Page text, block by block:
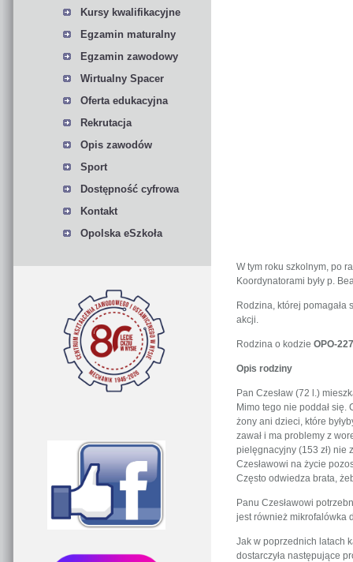
Kursy kwalifikacyjne
Egzamin maturalny
Egzamin zawodowy
Wirtualny Spacer
Oferta edukacyjna
Rekrutacja
Opis zawodów
Sport
Dostępność cyfrowa
Kontakt
Opolska eSzkoła
W tym roku szkolnym, po
Koordynatorami były p.
Rodzina, której pomagała
akcji.
Rodzina o kodzie OPO-
Opis rodziny
Pan Czesław (72 l.)
Mimo tego nie poddał się.
żony ani dzieci, które
zawał i ma problemy z
pielęgnacyjny (153 zł) nie
Czesławowi na życie
Często odwiedza brata,
Panu Czesławowi
jest również mikrofalówka
Jak w poprzednich latach
dostarczyła następujące